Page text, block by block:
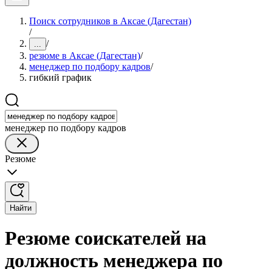
Поиск сотрудников в Аксае (Дагестан)
/
... /
резюме в Аксае (Дагестан)/
менеджер по подбору кадров/
гибкий график
менеджер по подбору кадров
Резюме
Найти
Резюме соискателей на
должность менеджера по